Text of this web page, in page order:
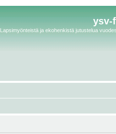
ysv-
Lapsimyönteistä ja ekohenkistä jutustelua